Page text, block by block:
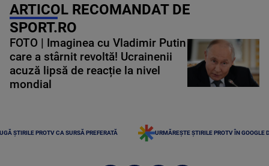
ARTICOL RECOMANDAT DE
SPORT.RO
FOTO | Imaginea cu Vladimir Putin
care a stârnit revoltă! Ucrainenii
acuză lipsă de reacție la nivel
mondial
ȘTIRILE PROTV CA SURSĂ PREFERATĂ URMĂREȘTE ȘTIRILE PROTV ÎN GOOGLE